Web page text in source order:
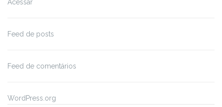
Acessar
Feed de posts
Feed de comentários
WordPress.org